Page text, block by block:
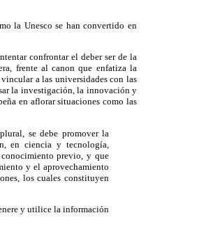
la Unesco se han convertido en
confrontar el deber ser de la
frente al canon que enfatiza la
a las universidades con las
la investigación, la innovación y
en aflorar situaciones como las
se debe promover la
en ciencia y tecnología,
conocimiento previo, y que
y el aprovechamiento
los cuales constituyen
y utilice la información